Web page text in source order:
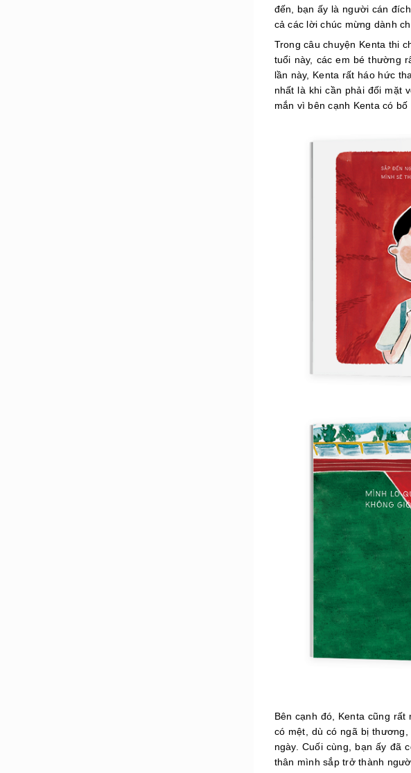
đến, bạn ấy là người cán
cả các lời chúc mừng dành
Trong câu chuyện Kenta thi
tuổi này, các em bé thường
lần này, Kenta rất háo hức
nhất là khi cần phải đối mặt
mắn vì bên cạnh Kenta có
Bên cạnh đó, Kenta cũng
có mệt, dù có ngã bị
ngày. Cuối cùng, bạn ấy đã
thân mình sắp trở thành